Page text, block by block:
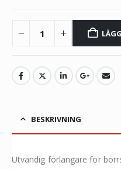
BESKRIVNING
Utvändig förlängare för